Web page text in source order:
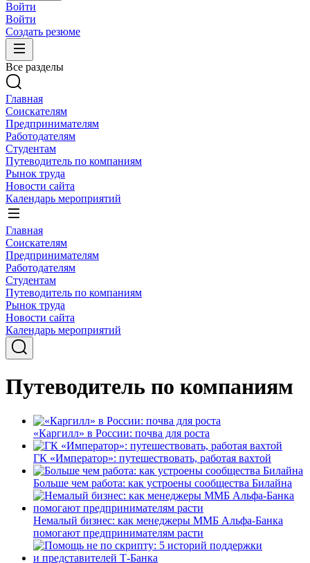
Войти
Войти
Создать резюме
Все разделы
Главная
Соискателям
Предпринимателям
Работодателям
Студентам
Путеводитель по компаниям
Рынок труда
Новости сайта
Календарь мероприятий
Главная
Соискателям
Предпринимателям
Работодателям
Студентам
Путеводитель по компаниям
Рынок труда
Новости сайта
Календарь мероприятий
Путеводитель по компаниям
«Каргилл» в России: почва для роста
ГК «Император»: путешествовать, работая вахтой
Больше чем работа: как устроены сообщества Билайна
Немалый бизнес: как менеджеры ММБ Альфа-Банка
помогают предпринимателям расти